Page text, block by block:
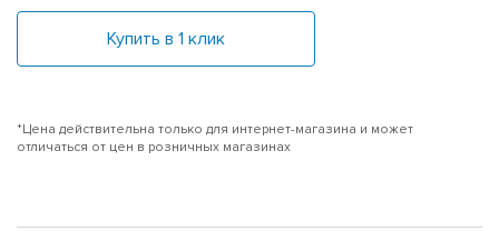
Купить в 1 клик
*Цена действительна только для интернет-магазина и может
отличаться от цен в розничных магазинах